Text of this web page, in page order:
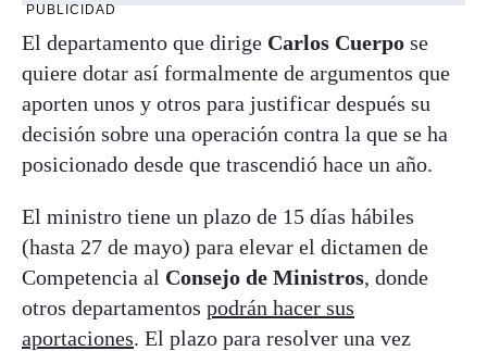
PUBLICIDAD
El departamento que dirige Carlos Cuerpo se
quiere dotar así formalmente de argumentos que
aporten unos y otros para justificar después su
decisión sobre una operación contra la que se ha
posicionado desde que trascendió hace un año.
El ministro tiene un plazo de 15 días hábiles
(hasta 27 de mayo) para elevar el dictamen de
Competencia al Consejo de Ministros, donde
otros departamentos podrán hacer sus
aportaciones. El plazo para resolver una vez